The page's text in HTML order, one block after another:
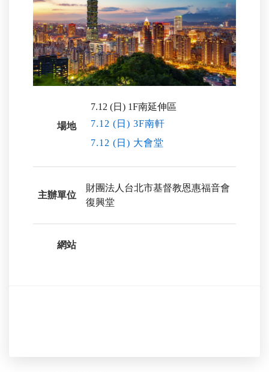
場地
7.12 (日) 1F南延伸區
7.12 (日) 3F南軒
7.12 (日) 大會堂
主辦單位
財團法人台北市基督教恩惠福音會
復興堂
網站